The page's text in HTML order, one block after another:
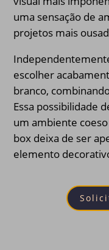
uma sensação de
projetos mais
escolher
branco,
Essa possibilidade
um ambiente
box deixa de ser
elemento